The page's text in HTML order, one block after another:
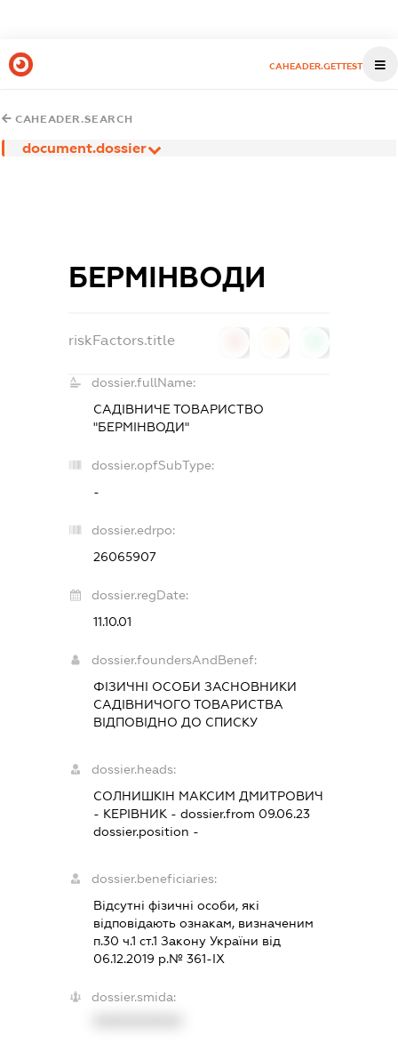
CAHEADER.GETTEST
CAHEADER.SEARCH
document.dossier
БЕРМІНВОДИ
riskFactors.title
dossier.fullName:
САДІВНИЧЕ ТОВАРИСТВО
"БЕРМІНВОДИ"
dossier.opfSubType:
-
dossier.edrpo:
26065907
dossier.regDate:
11.10.01
dossier.foundersAndBenef:
ФІЗИЧНІ ОСОБИ ЗАСНОВНИКИ
САДІВНИЧОГО ТОВАРИСТВА
ВІДПОВІДНО ДО СПИСКУ
dossier.heads:
СОЛНИШКІН МАКСИМ ДМИТРОВИЧ
- КЕРІВНИК- dossier.from 09.06.23
dossier.position -
dossier.beneficiaries:
Відсутні фізичні особи, які
відповідають ознакам, визначеним
п.30 ч.1 ст.1 Закону України від
06.12.2019 р.№ 361-ІХ
dossier.smida: